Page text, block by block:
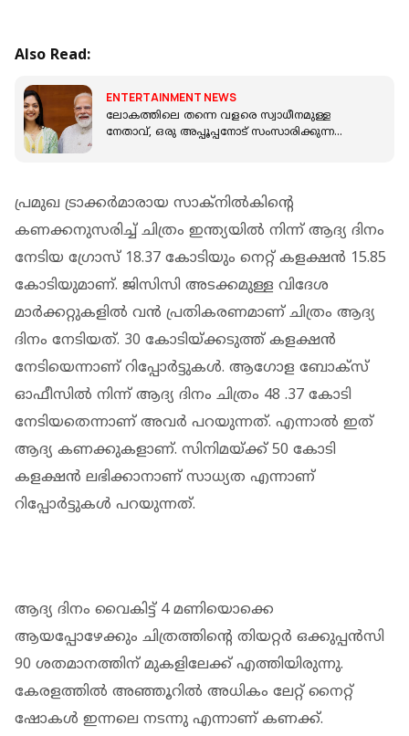
Also Read:
ENTERTAINMENT NEWS
ലോകത്തിലെ തന്നെ വളരെ സ്വാധീനമുള്ള
നേതാവ്, ഒരു അപ്പൂപ്പനോട് സംസാരിക്കുന്ന
പ്രമുഖ ട്രാക്കര്‍മാരായ സാക്നില്‍കിന്‍റെ
കണക്കനുസരിച്ച് ചിത്രം ഇന്ത്യയില്‍ നിന്ന് ആദ്യ ദിനം
നേടിയ ഗ്രോസ് 18.37 കോടിയും നെറ്റ് കളക്ഷന്‍ 15.85
കോടിയുമാണ്. ജിസിസി അടക്കമുള്ള വിദേശ
മാര്‍ക്കറ്റുകളില്‍ വന്‍ പ്രതികരണമാണ് ചിത്രം ആദ്യ
ദിനം നേടിയത്. 30 കോടിയ്ക്കടുത്ത് കളക്ഷൻ
നേടിയെന്നാണ് റിപ്പോർട്ടുകൾ. ആഗോള ബോക്സ്
ഓഫീസില്‍ നിന്ന് ആദ്യ ദിനം ചിത്രം 48 .37 കോടി
നേടിയതെന്നാണ് അവര്‍ പറയുന്നത്. എന്നാല്‍ ഇത്
ആദ്യ കണക്കുകളാണ്. സിനിമയ്ക്ക് 50 കോടി
കളക്ഷൻ ലഭിക്കാനാണ് സാധ്യത എന്നാണ്
റിപ്പോർട്ടുകൾ പറയുന്നത്.
ആദ്യ ദിനം വൈകിട്ട് 4 മണിയൊക്കെ
ആയപ്പോഴേക്കും ചിത്രത്തിന്‍റെ തിയറ്റര്‍ ഒക്കുപ്പന്‍സി
90 ശതമാനത്തിന് മുകളിലേക്ക് എത്തിയിരുന്നു.
കേരളത്തില്‍ അഞ്ഞൂറില്‍ അധികം ലേറ്റ് നൈറ്റ്
ഷോകള്‍ ഇന്നലെ നടന്നു എന്നാണ് കണക്ക്.